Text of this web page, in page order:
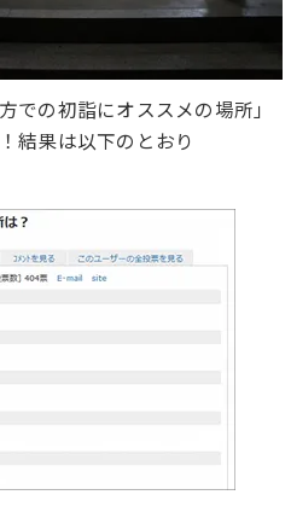
での初詣にオススメの場所」
結果は以下のとおり